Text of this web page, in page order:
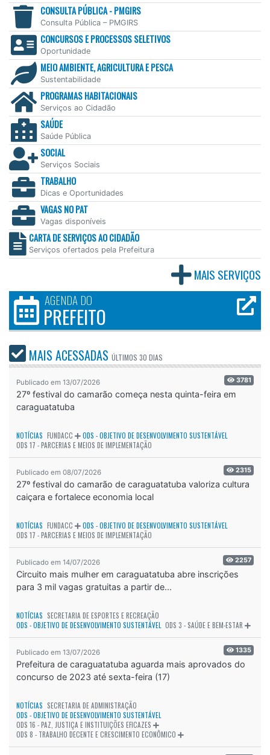
CONSULTA PÚBLICA - PMGIRS
Consulta Pública – PMGIRS
CONCURSOS E PROCESSOS SELETIVOS
Oportunidade
MEIO AMBIENTE, AGRICULTURA E PESCA
Sustentabilidade
PROGRAMAS HABITACIONAIS
Serviços ao Cidadão
SAÚDE
Saúde Pública
SOCIAL
Serviços Sociais
TRABALHO
Dicas e Oportunidades
VAGAS NO PAT
Vagas disponíveis
CARTA DE SERVIÇOS AO CIDADÃO
Serviços ofertados pela Prefeitura
MAIS SERVIÇOS
AGENDA DO
PREFEITO
MAIS ACESSADAS ÚLTIMOS 30 DIAS
Publicado em 13/07/2026 3781
27º festival do camarão começa nesta quinta-feira em
caraguatatuba
NOTÍCIAS FUNDACC
ODS - OBJETIVO DE DESENVOLVIMENTO SUSTENTÁVEL
ODS 17 - PARCERIAS E MEIOS DE IMPLEMENTAÇÃO
Publicado em 08/07/2026 2315
27º festival do camarão de caraguatatuba valoriza cultura
caiçara e fortalece economia local
NOTÍCIAS FUNDACC
ODS - OBJETIVO DE DESENVOLVIMENTO SUSTENTÁVEL
ODS 17 - PARCERIAS E MEIOS DE IMPLEMENTAÇÃO
Publicado em 14/07/2026 2257
Circuito mais mulher em caraguatatuba abre inscrições
para 3 mil vagas gratuitas a partir de...
NOTÍCIAS SECRETARIA DE ESPORTES E RECREAÇÃO
ODS - OBJETIVO DE DESENVOLVIMENTO SUSTENTÁVEL ODS 3 - SAÚDE E BEM-ESTAR
Publicado em 13/07/2026 1335
Prefeitura de caraguatatuba aguarda mais aprovados do
concurso de 2023 até sexta-feira (17)
NOTÍCIAS SECRETARIA DE ADMINISTRAÇÃO
ODS - OBJETIVO DE DESENVOLVIMENTO SUSTENTÁVEL
ODS 16 - PAZ, JUSTIÇA E INSTITUIÇÕES EFICAZES
ODS 8 - TRABALHO DECENTE E CRESCIMENTO ECONÔMICO